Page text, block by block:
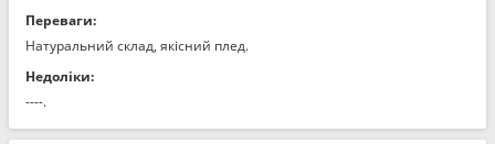
Переваги:
Натуральний склад, якісний плед.
Недоліки:
----.